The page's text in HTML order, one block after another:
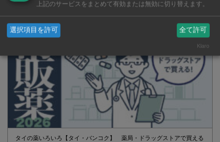
タイの薬いろいろ【タイ・バンコク】 薬局・ドラッグストアで買える
上記のサービスをまとめて有効または無効に切り替えます。
選択項目を許可 全て許可
Klaro